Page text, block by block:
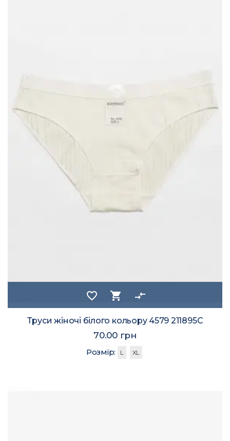
favorite_border shopping_cart compare_arrows
Труси жіночі білого кольору 4579 211895C
70.00 грн
Розмір: L XL